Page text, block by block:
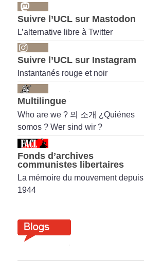
Suivre l’UCL sur Mastodon
L’alternative libre à Twitter
Suivre l’UCL sur Instagram
Instantanés rouge et noir
Multilingue
Who are we ? 의 소개 ¿Quiénes
somos ? Wer sind wir ?
Fonds d’archives
communistes libertaires
La mémoire du mouvement depuis
1944